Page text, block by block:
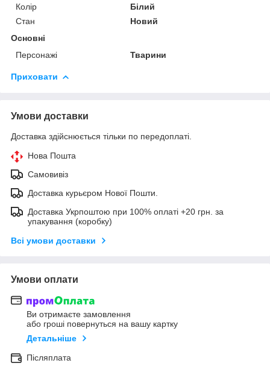
Колір
Білий
Стан
Новий
Основні
Персонажі
Тварини
Приховати
Умови доставки
Доставка здійснюється тільки по передоплаті.
Нова Пошта
Самовивіз
Доставка курьєром Нової Пошти.
Доставка Укрпоштою при 100% оплаті +20 грн. за
упакування (коробку)
Всі умови доставки
Умови оплати
Ви отримаєте замовлення
або гроші повернуться на вашу картку
Детальніше
Післяплата